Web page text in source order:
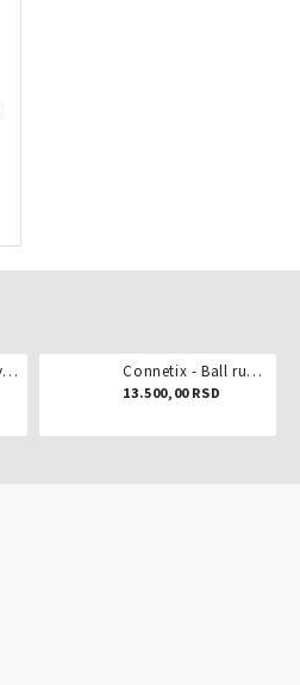
Connetix - Creative pack 102 dela Connetix - Ball run pastel 106 delova
13.500,00 RSD